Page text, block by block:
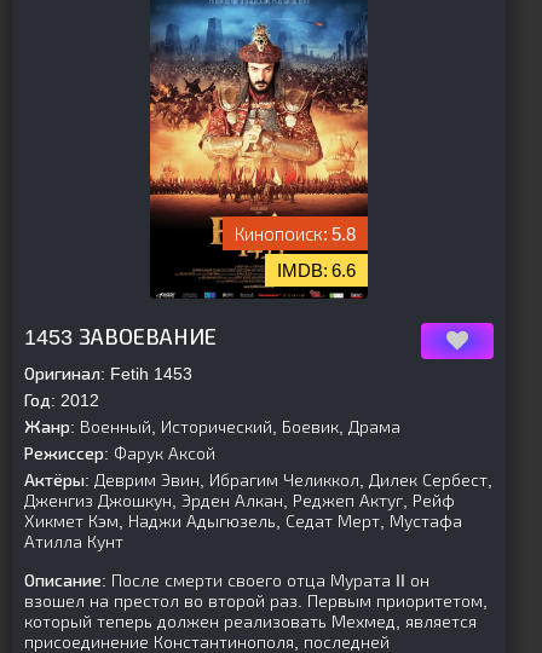
5.8
6.6
1453 ЗАВОЕВАНИЕ
Оригинал: Fetih 1453
Год: 2012
Жанр: Военный, Исторический, Боевик, Драма
Режиссер: Фарук Аксой
Актёры: Деврим Эвин, Ибрагим Челиккол, Дилек Сербест,
Дженгиз Джошкун, Эрден Алкан, Реджеп Актуг, Рейф
Хикмет Кэм, Наджи Адыгюзель, Седат Мерт, Мустафа
Атилла Кунт
Описание: После смерти своего отца Мурата II он
взошел на престол во второй раз. Первым приоритетом,
который теперь должен реализовать Мехмед, является
присоединение Константинополя, последней